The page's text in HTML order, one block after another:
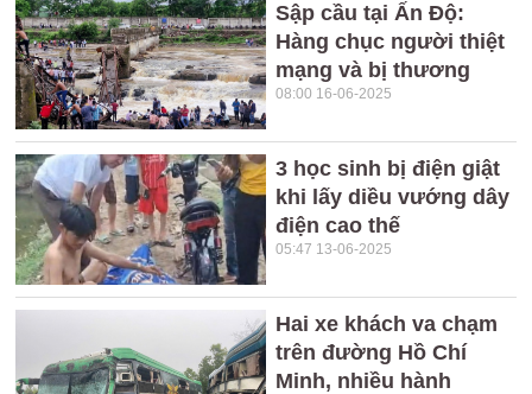
Sập cầu tại Ấn Độ:
Hàng chục người thiệt
mạng và bị thương
08:00 16-06-2025
3 học sinh bị điện giật
khi lấy diều vướng dây
điện cao thế
05:47 13-06-2025
Hai xe khách va chạm
trên đường Hồ Chí
Minh, nhiều hành